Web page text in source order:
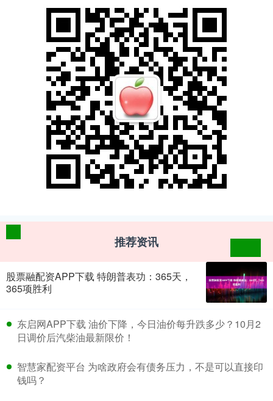
推荐资讯
股票融配资APP下载 特朗普表功：365天，
365项胜利
​东启网APP下载 油价下降，今日油价每升跌多少？10月2
日调价后汽柴油最新限价！
​智慧家配资平台 为啥政府会有债务压力，不是可以直接印
钱吗？